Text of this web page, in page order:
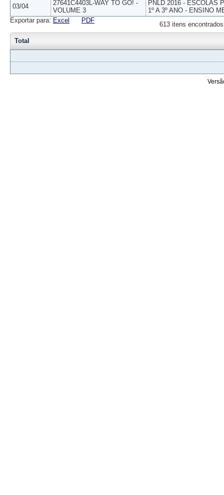
03/04
27641C4403L-WAY TO GO! -
VOLUME 3
PNLD 2016 - ESCOLAS
1º A 3º ANO - ENSINO
613 itens
Exportar para: Excel PDF
Total